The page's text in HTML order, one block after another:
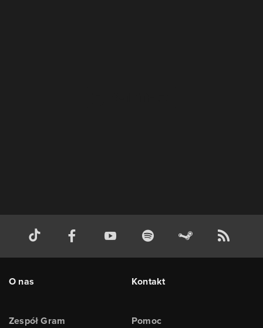
O nas
Zespół Gram
Kontakt
Pomoc